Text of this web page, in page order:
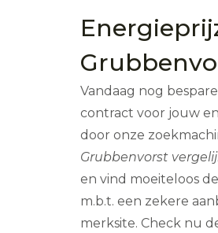
Vandaag nog
contract voor jouw
door onze
Grubbenvorst
en vind moeiteloos
m.b.t. een zekere
merksite. Check nu